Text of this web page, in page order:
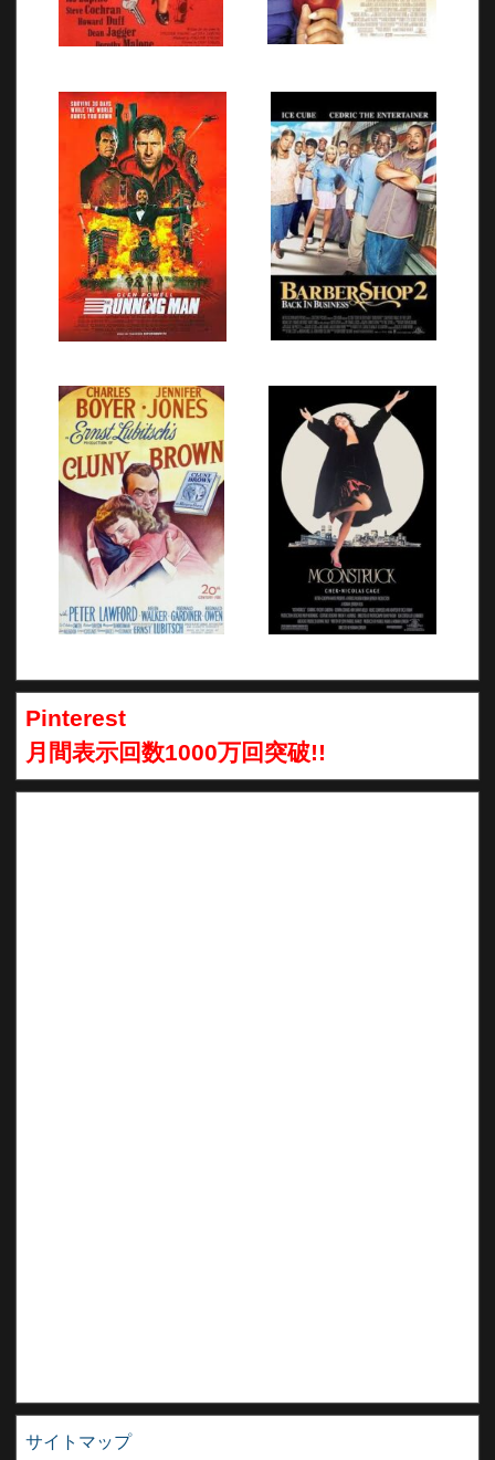
Pinterest
月間表示回数1000万回突破!!
サイトマップ